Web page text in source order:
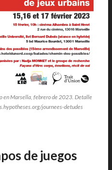
en Marsella, febrero de 2023. Detalle
journees-detudes
de juegos